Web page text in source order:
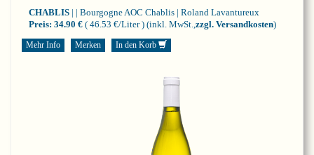
CHABLIS | | Bourgogne AOC Chablis | Roland Lavantureux
Preis: 34.90 € ( 46.53 €/Liter ) (inkl. MwSt., zzgl. Versandkosten)
Mehr Info Merken In den Korb